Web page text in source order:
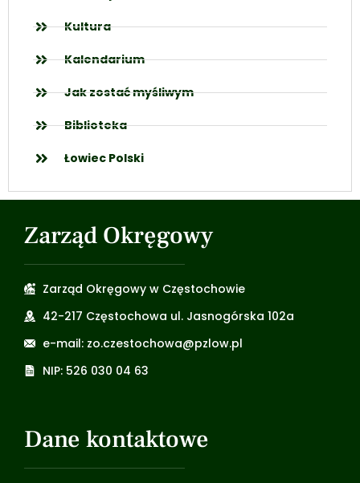
Kultura
Kalendarium
Jak zostać myśliwym
Biblioteka
Łowiec Polski
Zarząd Okręgowy
Zarząd Okręgowy w Częstochowie
42-217 Częstochowa ul. Jasnogórska 102a
e-mail: zo.czestochowa@pzlow.pl
NIP: 526 030 04 63
Dane kontaktowe